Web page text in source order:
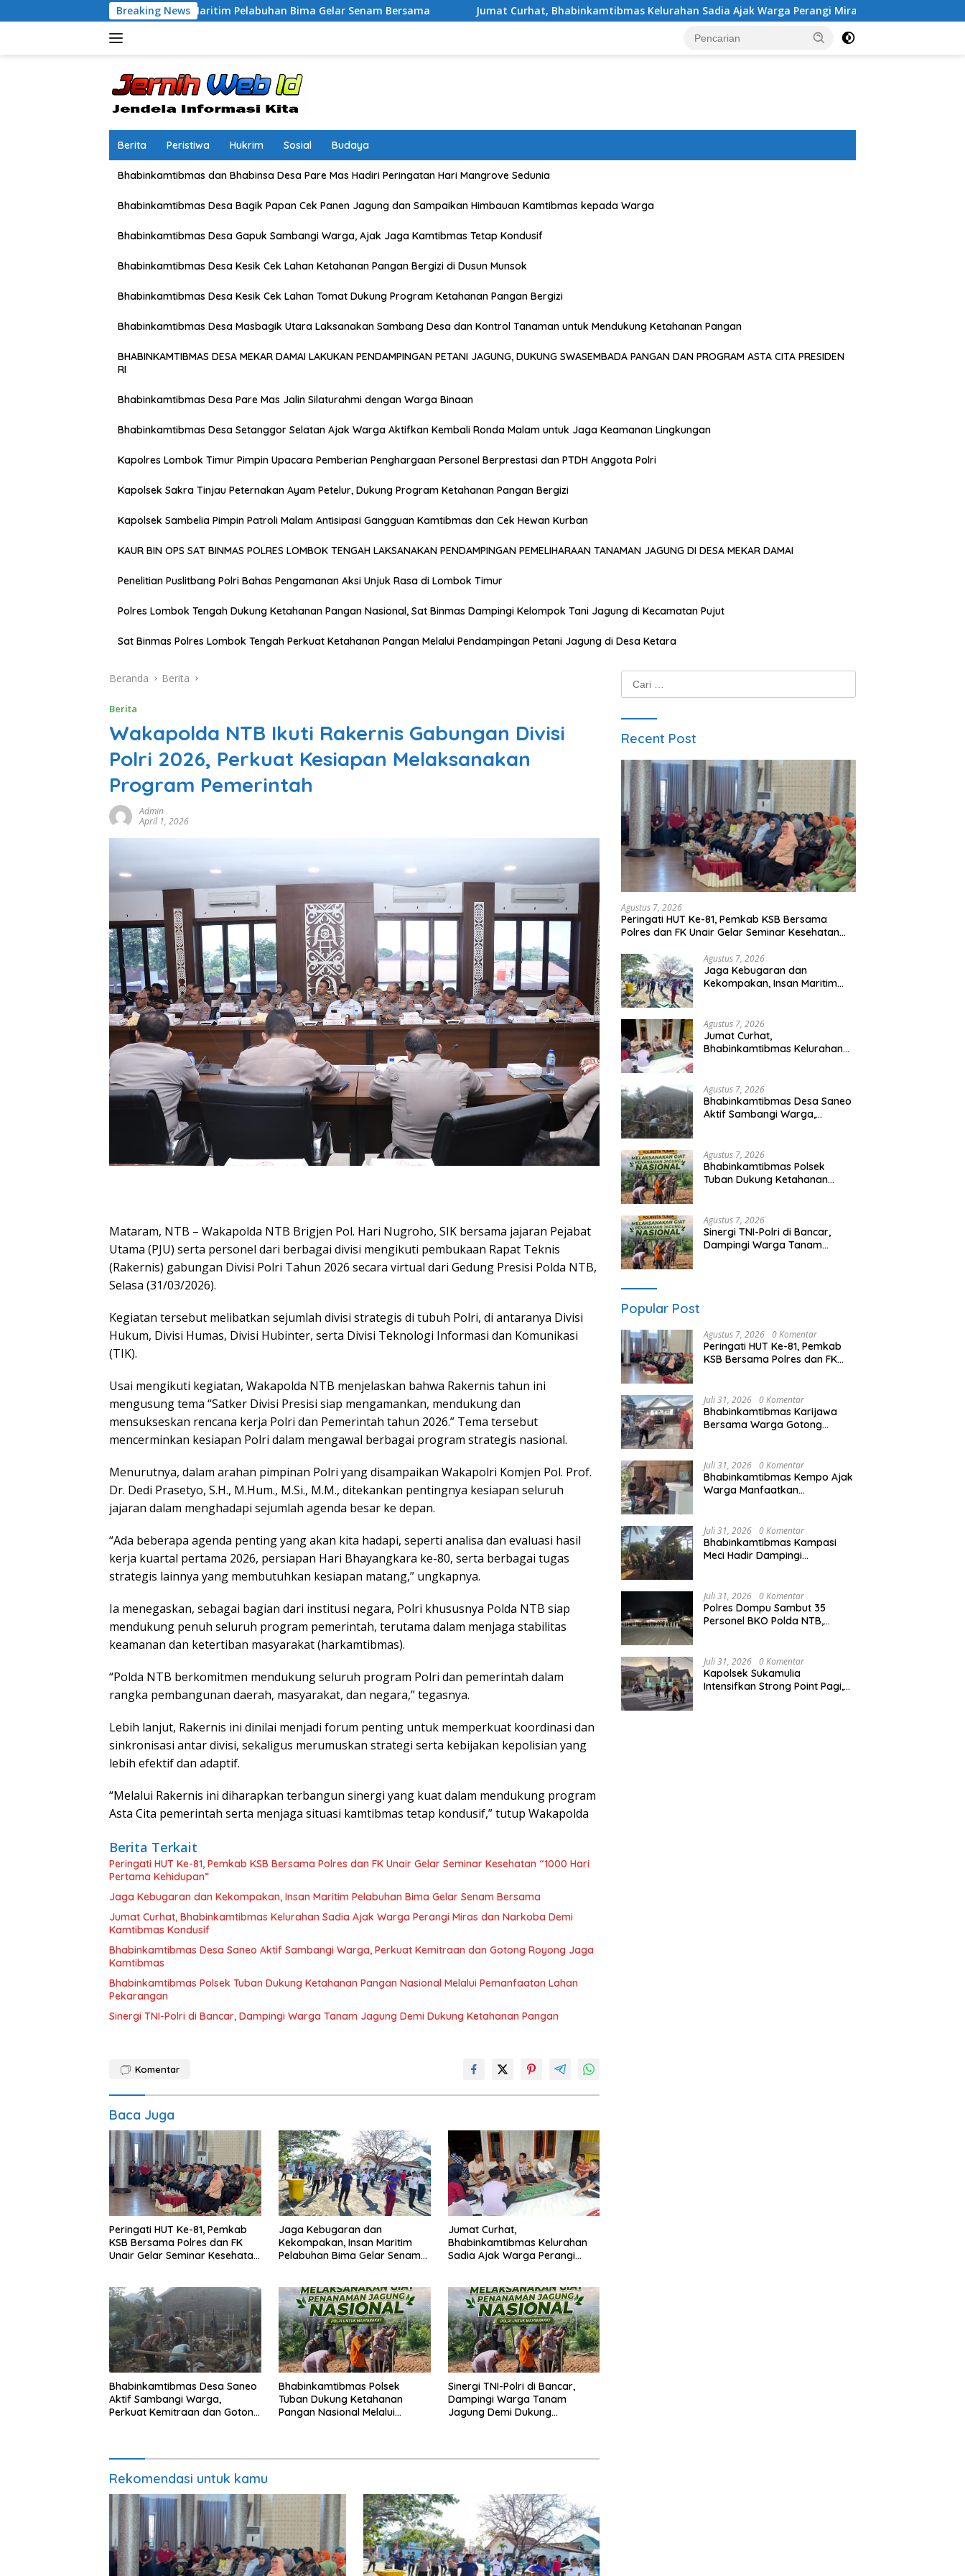
ke
Breaking News
Insan Maritim Pelabuhan Bima Gelar Senam Bersama Jumat Curhat, Bhabinkamtibmas Kelurahan Sadia Ajak Warga Perangi Miras dan Narkoba Demi Kamtibmas Kondusif
Berita Peristiwa Hukrim Sosial Budaya
Bhabinkamtibmas dan Bhabinsa Desa Pare Mas Hadiri Peringatan Hari Mangrove Sedunia
Bhabinkamtibmas Desa Bagik Papan Cek Panen Jagung dan Sampaikan Himbauan Kamtibmas kepada Warga
Bhabinkamtibmas Desa Gapuk Sambangi Warga, Ajak Jaga Kamtibmas Tetap Kondusif
Bhabinkamtibmas Desa Kesik Cek Lahan Ketahanan Pangan Bergizi di Dusun Munsok
Bhabinkamtibmas Desa Kesik Cek Lahan Tomat Dukung Program Ketahanan Pangan Bergizi
Bhabinkamtibmas Desa Masbagik Utara Laksanakan Sambang Desa dan Kontrol Tanaman untuk Mendukung Ketahanan Pangan
BHABINKAMTIBMAS DESA MEKAR DAMAI LAKUKAN PENDAMPINGAN PETANI JAGUNG, DUKUNG SWASEMBADA PANGAN DAN PROGRAM ASTA CITA PRESIDEN
RI
Bhabinkamtibmas Desa Pare Mas Jalin Silaturahmi dengan Warga Binaan
Bhabinkamtibmas Desa Setanggor Selatan Ajak Warga Aktifkan Kembali Ronda Malam untuk Jaga Keamanan Lingkungan
Kapolres Lombok Timur Pimpin Upacara Pemberian Penghargaan Personel Berprestasi dan PTDH Anggota Polri
Kapolsek Sakra Tinjau Peternakan Ayam Petelur, Dukung Program Ketahanan Pangan Bergizi
Kapolsek Sambelia Pimpin Patroli Malam Antisipasi Gangguan Kamtibmas dan Cek Hewan Kurban
KAUR BIN OPS SAT BINMAS POLRES LOMBOK TENGAH LAKSANAKAN PENDAMPINGAN PEMELIHARAAN TANAMAN JAGUNG DI DESA MEKAR DAMAI
Penelitian Puslitbang Polri Bahas Pengamanan Aksi Unjuk Rasa di Lombok Timur
Polres Lombok Tengah Dukung Ketahanan Pangan Nasional, Sat Binmas Dampingi Kelompok Tani Jagung di Kecamatan Pujut
Sat Binmas Polres Lombok Tengah Perkuat Ketahanan Pangan Melalui Pendampingan Petani Jagung di Desa Ketara
Beranda Berita
Berita
Wakapolda NTB Ikuti Rakernis Gabungan Divisi
Polri 2026, Perkuat Kesiapan Melaksanakan
Program Pemerintah
Admin
April 1, 2026
Mataram, NTB – Wakapolda NTB Brigjen Pol. Hari Nugroho, SIK bersama jajaran Pejabat
Utama (PJU) serta personel dari berbagai divisi mengikuti pembukaan Rapat Teknis
(Rakernis) gabungan Divisi Polri Tahun 2026 secara virtual dari Gedung Presisi Polda NTB,
Selasa (31/03/2026).
Kegiatan tersebut melibatkan sejumlah divisi strategis di tubuh Polri, di antaranya Divisi
Hukum, Divisi Humas, Divisi Hubinter, serta Divisi Teknologi Informasi dan Komunikasi
(TIK).
Usai mengikuti kegiatan, Wakapolda NTB menjelaskan bahwa Rakernis tahun ini
mengusung tema “Satker Divisi Presisi siap mengamankan, mendukung dan
mensukseskan rencana kerja Polri dan Pemerintah tahun 2026.” Tema tersebut
mencerminkan kesiapan Polri dalam mengawal berbagai program strategis nasional.
Menurutnya, dalam arahan pimpinan Polri yang disampaikan Wakapolri Komjen Pol. Prof.
Dr. Dedi Prasetyo, S.H., M.Hum., M.Si., M.M., ditekankan pentingnya kesiapan seluruh
jajaran dalam menghadapi sejumlah agenda besar ke depan.
“Ada beberapa agenda penting yang akan kita hadapi, seperti analisa dan evaluasi hasil
kerja kuartal pertama 2026, persiapan Hari Bhayangkara ke-80, serta berbagai tugas
strategis lainnya yang membutuhkan kesiapan matang,” ungkapnya.
Ia menegaskan, sebagai bagian dari institusi negara, Polri khususnya Polda NTB siap
mendukung penuh seluruh program pemerintah, terutama dalam menjaga stabilitas
keamanan dan ketertiban masyarakat (harkamtibmas).
“Polda NTB berkomitmen mendukung seluruh program Polri dan pemerintah dalam
rangka pembangunan daerah, masyarakat, dan negara,” tegasnya.
Lebih lanjut, Rakernis ini dinilai menjadi forum penting untuk memperkuat koordinasi dan
sinkronisasi antar divisi, sekaligus merumuskan strategi serta kebijakan kepolisian yang
lebih efektif dan adaptif.
“Melalui Rakernis ini diharapkan terbangun sinergi yang kuat dalam mendukung program
Asta Cita pemerintah serta menjaga situasi kamtibmas tetap kondusif,” tutup Wakapolda
Berita Terkait
Peringati HUT Ke-81, Pemkab KSB Bersama Polres dan FK Unair Gelar Seminar Kesehatan “1000 Hari
Pertama Kehidupan”
Jaga Kebugaran dan Kekompakan, Insan Maritim Pelabuhan Bima Gelar Senam Bersama
Jumat Curhat, Bhabinkamtibmas Kelurahan Sadia Ajak Warga Perangi Miras dan Narkoba Demi
Kamtibmas Kondusif
Bhabinkamtibmas Desa Saneo Aktif Sambangi Warga, Perkuat Kemitraan dan Gotong Royong Jaga
Kamtibmas
Bhabinkamtibmas Polsek Tuban Dukung Ketahanan Pangan Nasional Melalui Pemanfaatan Lahan
Pekarangan
Sinergi TNI-Polri di Bancar, Dampingi Warga Tanam Jagung Demi Dukung Ketahanan Pangan
Komentar
Baca Juga
Peringati HUT Ke-81, Pemkab
KSB Bersama Polres dan FK
Unair Gelar Seminar Kesehatan
Jaga Kebugaran dan
Kekompakan, Insan Maritim
Pelabuhan Bima Gelar Senam
Jumat Curhat,
Bhabinkamtibmas Kelurahan
Sadia Ajak Warga Perangi
Bhabinkamtibmas Desa Saneo
Aktif Sambangi Warga,
Perkuat Kemitraan dan Gotong
Bhabinkamtibmas Polsek
Tuban Dukung Ketahanan
Pangan Nasional Melalui
Sinergi TNI-Polri di Bancar,
Dampingi Warga Tanam
Jagung Demi Dukung
Rekomendasi untuk kamu
Cari
untuk:
Recent Post
Agustus 7, 2026
Peringati HUT Ke-81, Pemkab KSB Bersama
Polres dan FK Unair Gelar Seminar Kesehatan
Agustus 7, 2026
Jaga Kebugaran dan
Kekompakan, Insan Maritim
Agustus 7, 2026
Jumat Curhat,
Bhabinkamtibmas Kelurahan
Kamtibmas Kondusif
Agustus 7, 2026
Bhabinkamtibmas Desa Saneo
Aktif Sambangi Warga,
Agustus 7, 2026
Bhabinkamtibmas Polsek
Tuban Dukung Ketahanan
Pekarangan
Agustus 7, 2026
Sinergi TNI-Polri di Bancar,
Dampingi Warga Tanam
Popular Post
Agustus 7, 2026 0 Komentar
Peringati HUT Ke-81, Pemkab
KSB Bersama Polres dan FK
Kehidupan”
Juli 31, 2026 0 Komentar
Bhabinkamtibmas Karijawa
Bersama Warga Gotong
Juli 31, 2026 0 Komentar
Bhabinkamtibmas Kempo Ajak
Warga Manfaatkan
Juli 31, 2026 0 Komentar
Bhabinkamtibmas Kampasi
Meci Hadir Dampingi
Juli 31, 2026 0 Komentar
Polres Dompu Sambut 35
Personel BKO Polda NTB,
Juli 31, 2026 0 Komentar
Kapolsek Sukamulia
Intensifkan Strong Point Pagi,